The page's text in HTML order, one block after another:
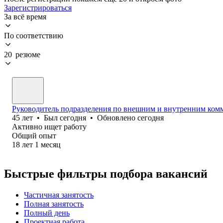
Зарегистрироваться
За всё время
По соответствию
20 резюме
Руководитель подразделения по внешним и внутренним
45 лет • Был сегодня • Обновлено сегодня
Активно ищет работу
Общий опыт
18 лет 1 месяц
Быстрые фильтры подбора вакансий
Частичная занятость
Полная занятость
Полный день